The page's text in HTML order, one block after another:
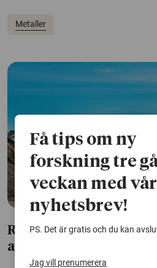
Metaller
Rester av värdefulla
av bakterier
Få tips om ny
forskning tre
veckan med
nyhetsbrev!
PS. Det är gratis och du kan
Jag vill prenumerera